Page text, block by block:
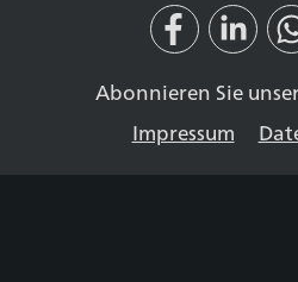
Abonnieren Sie
Impressum